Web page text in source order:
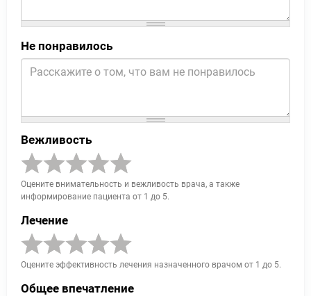
Не понравилось
Вежливость
Оцените внимательность и вежливость врача, а также
информирование пациента от 1 до 5.
Лечение
Оцените эффективность лечения назначенного врачом от 1 до 5.
Общее впечатление